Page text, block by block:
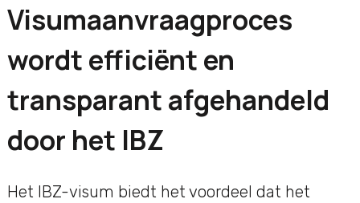
Visumaanvraagproces
wordt efficiënt en
transparant afgehandeld
door het IBZ
Het IBZ-visum biedt het voordeel dat het